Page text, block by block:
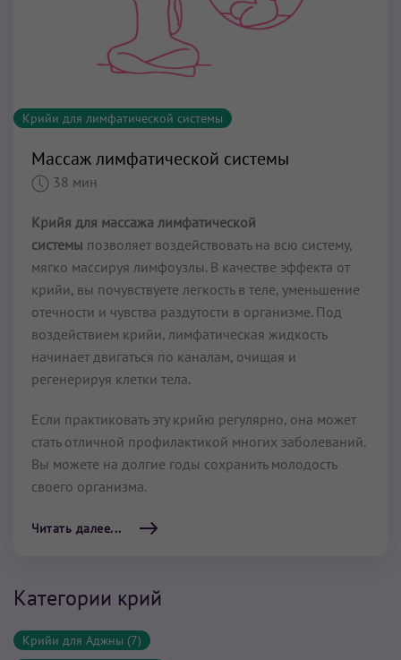
Крийи для лимфатической системы
Массаж лимфатической системы
38 мин
Крийя для массажа лимфатической
системы позволяет воздействовать на всю систему,
мягко массируя лимфоузлы. В качестве эффекта от
крийи, вы почувствуете легкость в теле, уменьшение
отечности и чувства раздутости в организме. Под
воздействием крийи, лимфатическая жидкость
начинает двигаться по каналам, очищая и
регенерируя клетки тела.
Если практиковать эту крийю регулярно, она может
стать отличной профилактикой многих заболеваний.
Вы можете на долгие годы сохранить молодость
своего организма.
Читать далее...
Категории крий
Крийи для Аджны (7)